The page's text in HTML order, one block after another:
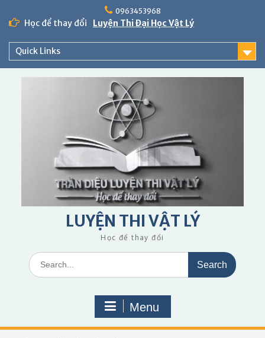
content
0963453968
Học để thay đổi Luyện Thi Đại Học Vật Lý
Quick Links
LUYỆN THI VẬT LÝ
Học để thay đổi
Search
for:
Menu